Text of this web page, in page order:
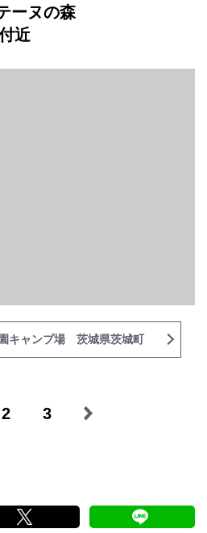
ーヌの森
近
キャンプ場 茨城県茨城町
2 3